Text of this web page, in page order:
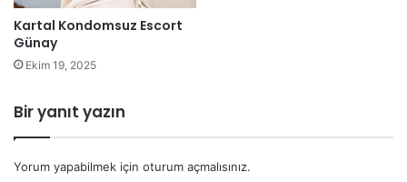
Kartal Kondomsuz Escort
Günay
Ekim 19, 2025
Bir yanıt yazın
Yorum yapabilmek için oturum açmalısınız.